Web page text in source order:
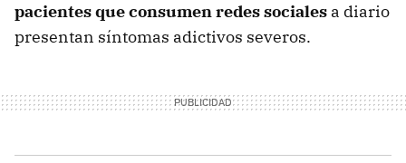
pacientes que consumen redes sociales a diario
presentan síntomas adictivos severos.